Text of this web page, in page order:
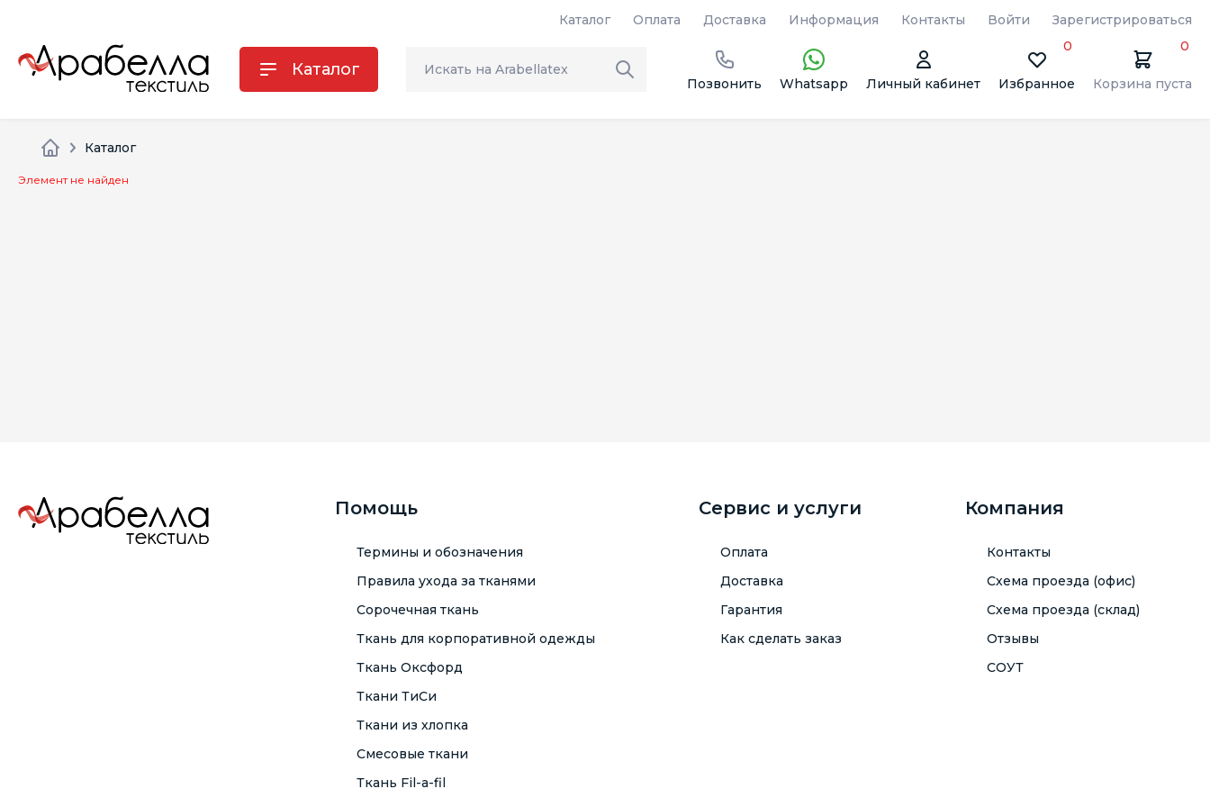
Каталог Оплата Доставка Информация Контакты Войти Зарегистрироваться
Каталог
Позвонить Whatsapp Личный кабинет Избранное
0
Корзина пуста
0
Каталог
Элемент не найден
Помощь
Термины и обозначения
Правила ухода за тканями
Сорочечная ткань
Ткань для корпоративной одежды
Ткань Оксфорд
Ткани ТиСи
Ткани из хлопка
Смесовые ткани
Ткань Fil-a-fil
Сервис и услуги
Оплата
Доставка
Гарантия
Как сделать заказ
Компания
Контакты
Схема проезда (офис)
Схема проезда (склад)
Отзывы
СОУТ